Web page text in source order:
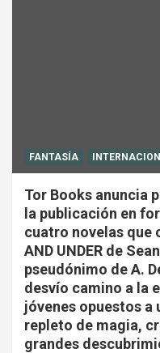
FANTASÍA
Tor Books anuncia
la publicación en
cuatro novelas que
AND UNDER de
pseudónimo de A.
desvío camino a la
jóvenes opuestos a
repleto de magia,
grandes